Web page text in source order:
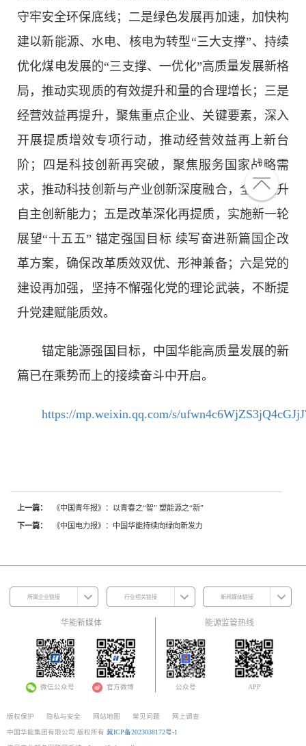
守牢安全环保底线；二是绿色发展再加速，加快构
建以新能源、水电、核电为转型“三大支撑”、持续
优化煤电发展的“三支撑、一优化”高质量发展新格
局，推动实现质的有效提升和量的合理增长；三是
经营效益再提升，聚焦重点企业、关键要素，深入
开展提质增效专项行动，推动经营效益再上新台
阶；四是科技创新再突破，聚焦服务国家战略需
求，推动科技创新与产业创新深度融合，全面提升
自主创新能力；五是改革深化再提质，实施新一轮
展望“十五五” 锚定强国目标 续写奋进新篇国企改
革方案，确保改革质效双优、形神兼备；六是党的
建设再加强，坚持不懈强化党的理论武装，不断提
升党建赋能质效。
锚定能源强国目标，中国华能高质量发展的新
篇已在乘势而上的接续奋斗中开启。
https://mp.weixin.qq.com/s/
上一篇： 《中国青年报》：以青春之“智” 塑能源之“新”
下一篇： 《中国电力报》：中国华能持续向绿向新发力
所属企业链接 行业相关链接 新闻媒体链接
华能新媒体
微信公众号 官方微博
能源监管热线
公众号 APP
版权保护 隐私与安全 网站地图 常见问题 网上调查
中国华能集团有限公司 版权所有 冀ICP备2023038172号-1